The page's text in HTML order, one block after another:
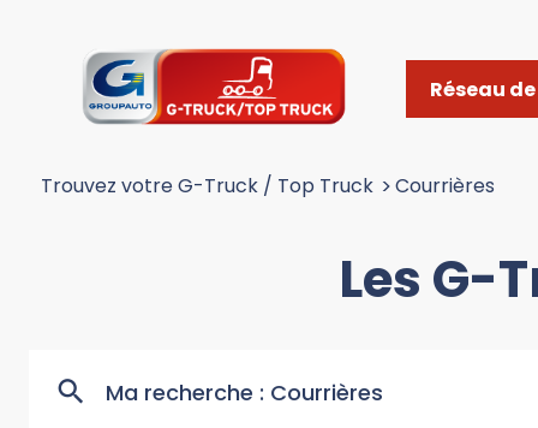
Réseau
Trouvez votre G-Truck / Top Truck >Courrières
Les G-
Ma recherche : Courrières